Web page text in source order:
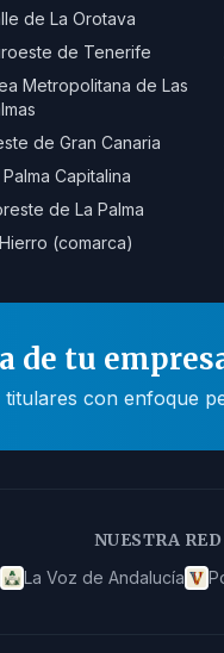
de La Orotava
de Tenerife
Metropolitana de Las
de Gran Canaria
Palma Capitalina
de La Palma
(comarca)
de tu
con enfoque
NUESTRA
La Voz de Andalucía